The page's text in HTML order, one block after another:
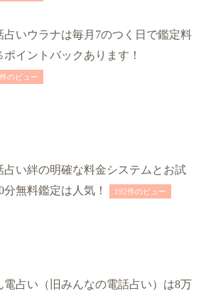
占いウラナは毎月7のつく日で鑑定料
ポイントバックあります！
のビュー
占い絆の明確な料金システムとお試
分無料鑑定は人気！
192件のビュー
電占い（旧みんなの電話占い）は8万